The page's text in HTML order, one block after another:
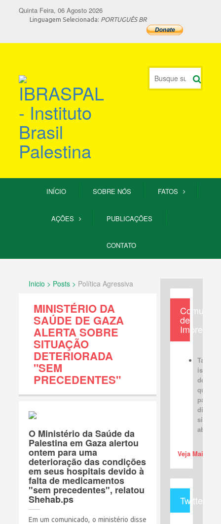
Quinta Feira, 06 Agosto 2026
Linguagem Selecionada: PORTUGUÊS BR
INÍCIO SOBRE NÓS FATOS
AÇÕES PUBLICAÇÕES
CONTATO
Inicio > Posts > Política Agressiva
MINISTÉRIO DA
SAÚDE DE GAZA
ALERTA SOBRE
SITUAÇÃO
DETERIORADA
"SEM
PRECEDENTES"
O Ministério da Saúde da
Palestina em Gaza alertou
ontem para uma
deterioração das condições
em seus hospitais devido à
falta de medicamentos
"sem precedentes", relatou
Shehab.ps
Em um comunicado, o ministério disse
de
Imprensa
Tabus
devem
para
sincera
aberta
Veja Mais (+)
Twitter